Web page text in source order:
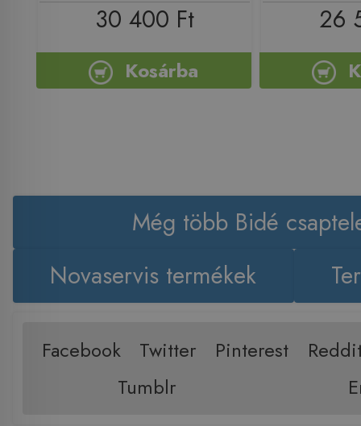
30 400 Ft
Kosárba
26
Még több Bidé
Novaservis termékek
Facebook Twitter Pinterest
Tumblr